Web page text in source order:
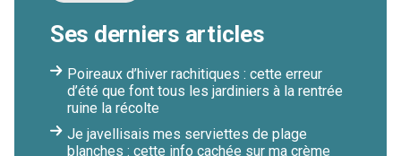
Ses derniers articles
Poireaux d’hiver rachitiques : cette erreur
d’été que font tous les jardiniers à la rentrée
ruine la récolte
Je javellisais mes serviettes de plage
blanches : cette info cachée sur ma crème